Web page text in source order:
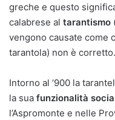
greche e questo
calabrese al tarantismo
vengono causate come
tarantola) non è corretto.
Intorno al ‘900 la
la sua funzionalità
l’Aspromonte e nelle